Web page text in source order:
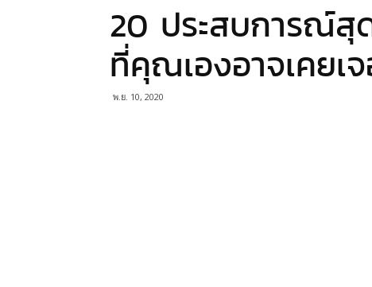
20 ประสบการณ์สุ
ที่คุณเองอาจเคยเ
พ.ย. 10, 2020